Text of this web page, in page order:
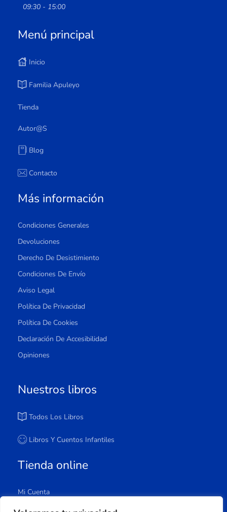
09:30 - 15:00
Menú principal
Inicio
Familia Apuleyo
Tienda
Autor@s
Blog
Contacto
Más información
Condiciones Generales
Devoluciones
Derecho De Desistimiento
Condiciones De Envío
Aviso Legal
Política De Privacidad
Política De Cookies
Declaración De Accesibilidad
Opiniones
Nuestros libros
Todos Los Libros
Libros Y Cuentos Infantiles
Tienda online
Mi Cuenta
Carrito